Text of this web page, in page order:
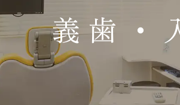
義歯・